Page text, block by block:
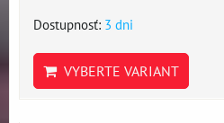
Dostupnosť: 3 dni
VYBERTE VARIANT